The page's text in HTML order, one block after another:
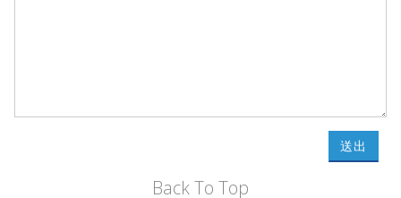
送出
Back To Top